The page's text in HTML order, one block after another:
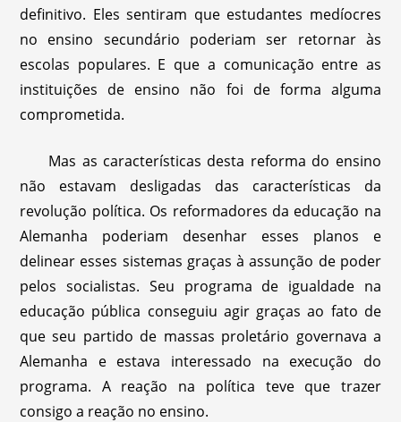
definitivo. Eles sentiram que estudantes medíocres
no ensino secundário poderiam ser retornar às
escolas populares. E que a comunicação entre as
instituições de ensino não foi de forma alguma
comprometida.
Mas as características desta reforma do ensino
não estavam desligadas das características da
revolução política. Os reformadores da educação na
Alemanha poderiam desenhar esses planos e
delinear esses sistemas graças à assunção de poder
pelos socialistas. Seu programa de igualdade na
educação pública conseguiu agir graças ao fato de
que seu partido de massas proletário governava a
Alemanha e estava interessado na execução do
programa. A reação na política teve que trazer
consigo a reação no ensino.